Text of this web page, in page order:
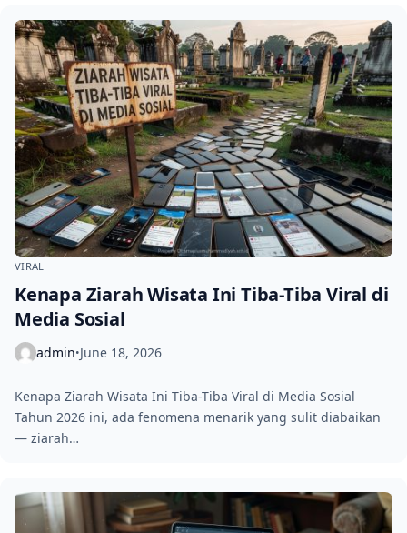
VIRAL
Kenapa Ziarah Wisata Ini Tiba-Tiba Viral di
Media Sosial
admin•June 18, 2026
Kenapa Ziarah Wisata Ini Tiba-Tiba Viral di Media Sosial
Tahun 2026 ini, ada fenomena menarik yang sulit diabaikan
— ziarah…